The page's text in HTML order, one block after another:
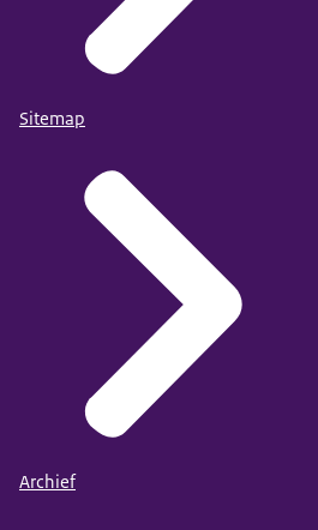
Sitemap
Archief